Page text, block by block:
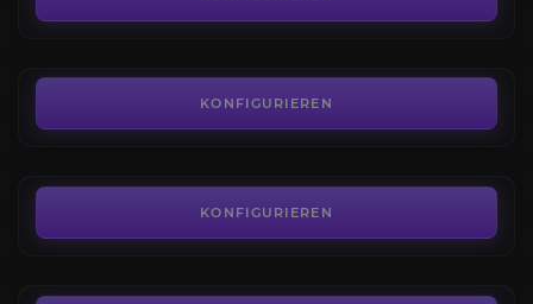
KONFIGURIEREN
Prüfungen Siege
KONFIGURIEREN
Prüfungen von Osiris Rüstungs